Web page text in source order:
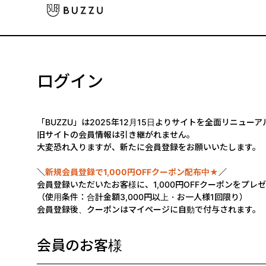
ログイン
「BUZZU」は2025年12月15日よりサイトを全面リニューア
旧サイトの会員情報は引き継がれません。
大変恐れ入りますが、新たに会員登録をお願いいたします。
＼新規会員登録で1,000円OFFクーポン配布中★ ／
会員登録いただいたお客様に、1,000円OFFクーポンをプレゼ
（使用条件：合計金額3,000円以上・お一人様1回限り）
会員登録後、クーポンはマイページに自動で付与されます。
会員のお客様